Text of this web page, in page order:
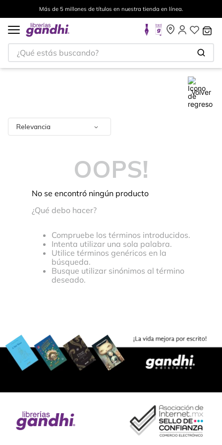
Más de 5 millones de títulos en nuestra tienda en línea.
¿Qué estás buscando?
Volver
Relevancia
OOPS!
No se encontró ningún producto
¿Qué debo hacer?
Compruebe los términos introducidos.
Intenta utilizar una sola palabra.
Utilice términos genéricos en la
búsqueda.
Busque utilizar sinónimos al término
deseado.